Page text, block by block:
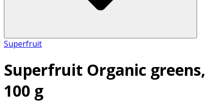
Superfruit
Superfruit Organic greens,
100 g